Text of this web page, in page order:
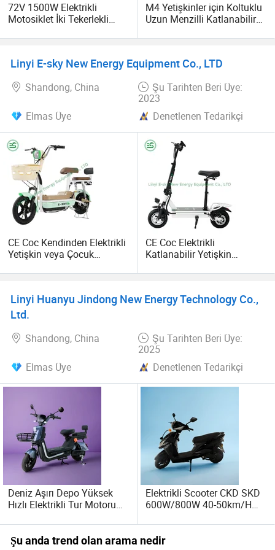
vadeli bir planla bizimle çalışmaya devam ederler.
72V 1500W Elektrikli
Motosiklet İki Tekerlekli
M4 Yetişkinler için Koltuklu
Uzun Menzilli Katlanabilir
Tekerlekli
Linyi E-sky New Energy Equipment Co., LTD
Shandong, China
Şu Tarihten Beri Üye:
2023
Elmas Üye
Denetlenen Tedarikçi
CE Coc Kendinden Elektrikli
Yetişkin veya Çocuk
Satış Esf
CE Coc Elektrikli
Katlanabilir Yetişkin
Fabrikası Sesb
Linyi Huanyu Jindong New Energy Technology Co.,
Ltd.
Shandong, China
Şu Tarihten Beri Üye:
2025
Elmas Üye
Denetlenen Tedarikçi
Deniz Aşırı Depo Yüksek
Hızlı Elektrikli Tur Motoru
Elektrikli Moped Scooter
Elektrikli Scooter CKD SKD
600W/800W 40-50km/H
Çıkarılabilir Pil 2 Tekerlek
Elektrikli Scooter Moped
Şu anda trend olan arama nedir